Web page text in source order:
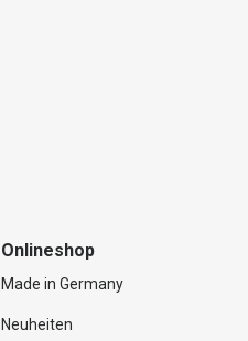
Onlineshop
Made in Germany
Neuheiten